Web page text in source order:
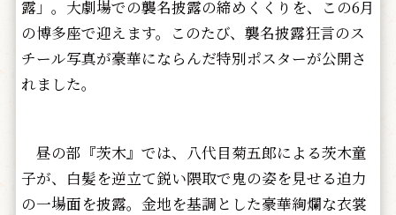
露」。大劇場での襲名披露の締めくくりを、この6月
の博多座で迎えます。このたび、襲名披露狂言のス
チール写真が豪華にならんだ特別ポスターが公開さ
れました。
昼の部『茨木』では、八代目菊五郎による茨木童
子が、白髪を逆立て鋭い隈取で鬼の姿を見せる迫力
の一場面を披露。金地を基調とした豪華絢爛な衣裳